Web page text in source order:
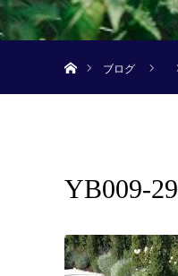
ブログ
YB009-29